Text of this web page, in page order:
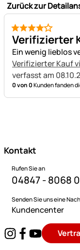
Zurück zur
4 von 5
Verifizierter
Ein wenig lieblos
Verifizierter Kauf
verfasst am
0 von 0Kunden fanden
Kontakt
Rufen Sie an
04847 - 8068 0
Senden Sie uns eine
Kundencenter